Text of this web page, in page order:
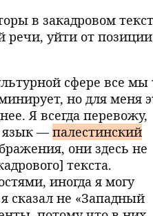
в закадровом
уйти от позиции
сфере все мы
но для меня
Я всегда перевожу,
язык — палестинский
они здесь не
текста.
иногда я могу
сказал не «Западный